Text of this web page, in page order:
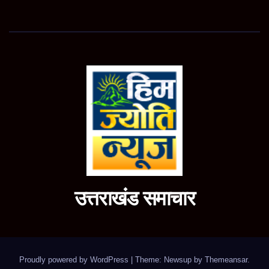
उत्तराखंड समाचार
Proudly powered by WordPress Theme: Newsup by Themeansar.